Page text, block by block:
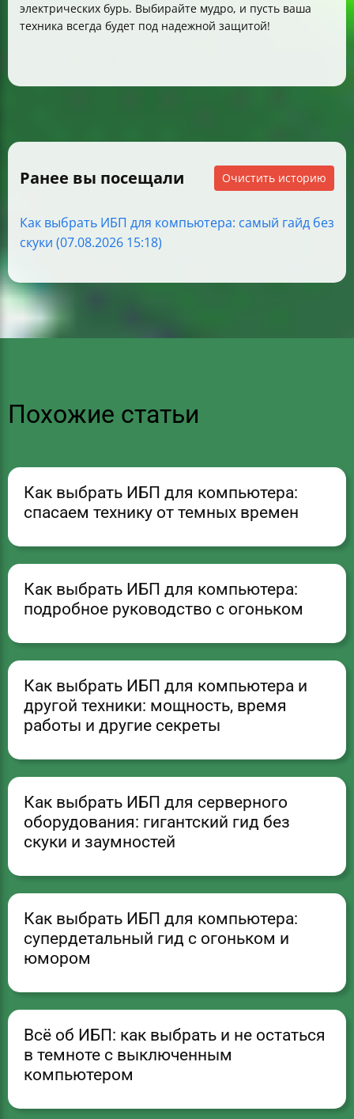
электрических бурь. Выбирайте мудро, и пусть ваша
техника всегда будет под надежной защитой!
Ранее вы посещали Очистить историю
Как выбрать ИБП для компьютера: самый гайд без
скуки (07.08.2026 15:18)
Похожие статьи
Как выбрать ИБП для компьютера:
спасаем технику от темных времен
Как выбрать ИБП для компьютера:
подробное руководство с огоньком
Как выбрать ИБП для компьютера и
другой техники: мощность, время
работы и другие секреты
Как выбрать ИБП для серверного
оборудования: гигантский гид без
скуки и заумностей
Как выбрать ИБП для компьютера:
супердетальный гид с огоньком и
юмором
Всё об ИБП: как выбрать и не остаться
в темноте с выключенным
компьютером